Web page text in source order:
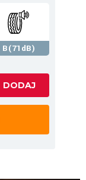
B(71dB)